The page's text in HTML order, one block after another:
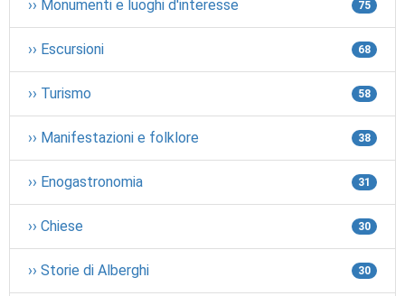
›› Monumenti e luoghi d'interesse 75
›› Escursioni 68
›› Turismo 58
›› Manifestazioni e folklore 38
›› Enogastronomia 31
›› Chiese 30
›› Storie di Alberghi 30